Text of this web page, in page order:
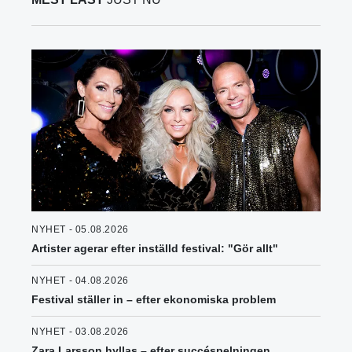
NYHET - 05.08.2026
Artister agerar efter inställd festival: "Gör allt"
NYHET - 04.08.2026
Festival ställer in – efter ekonomiska problem
NYHET - 03.08.2026